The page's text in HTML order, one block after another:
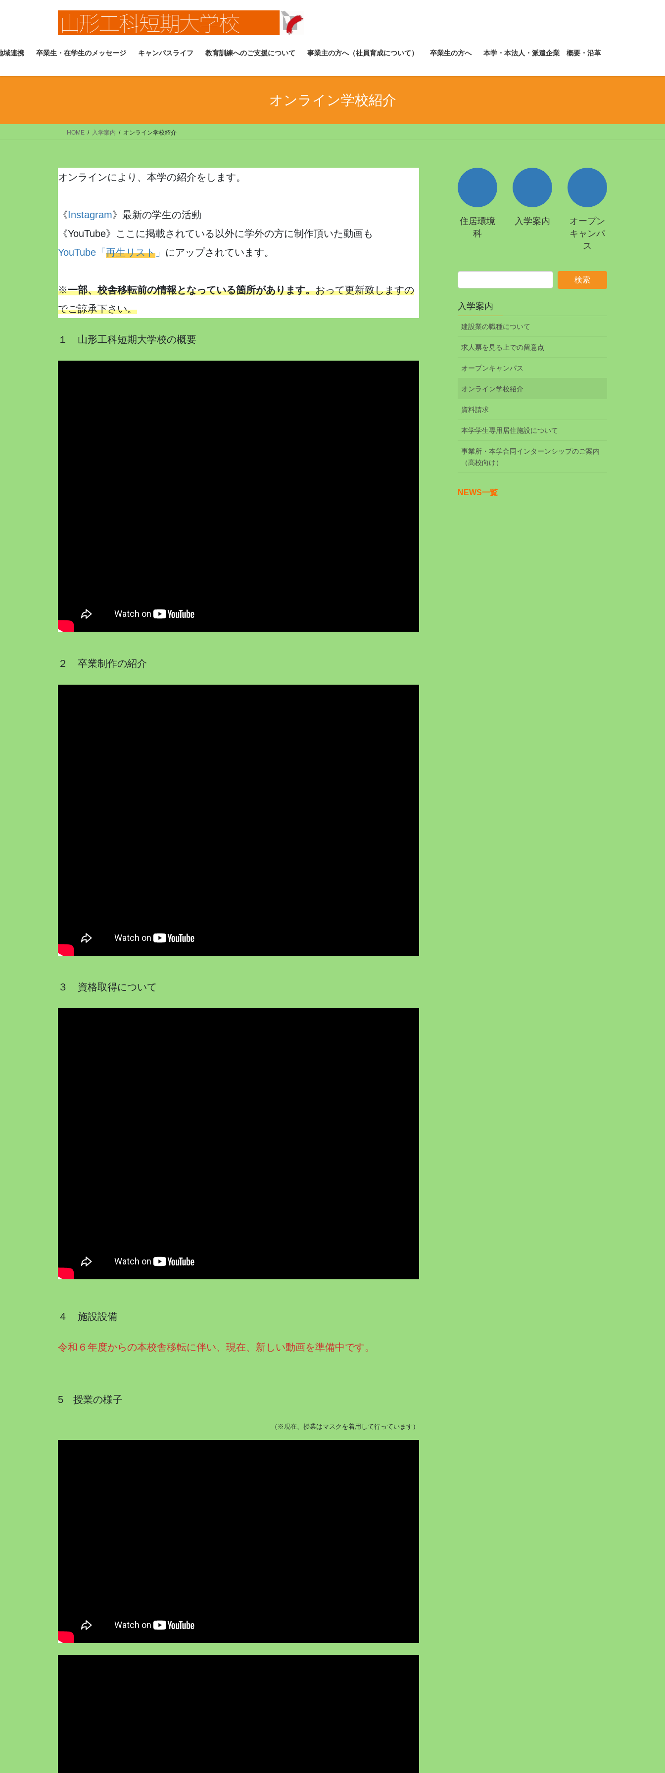
ツ
ス
シ
ン
域連携 卒業生・在学生のメッセージ キャンパスライフ 教育訓練へのご支援について 事業主の方へ（社員育成について） 卒業生の方へ 本学・本法人・派遣企業 概要・沿革
オンライン学校紹介
HOME 入学案内 オンライン学校紹介
オンラインにより、本学の紹介をします。
《Instagram》最新の学生の活動
《YouTube》ここに掲載されている以外に学外の方に制作頂いた動画も
YouTube「 再生リスト 」 にアップされています。
※一部、校舎移転前の情報となっている箇所があります。おって更新致しますの
でご諒承下さい。
１ 山形工科短期大学校の概要
２ 卒業制作の紹介
３ 資格取得について
４ 施設設備
令和６年度からの本校舎移転に伴い、現在、新しい動画を準備中です。
5 授業の様子
（※現在、授業はマスクを着用して行っています）
住居環境
科
入学案内
オープン
キャンパ
ス
入学案内
建設業の職種について
求人票を見る上での留意点
オープンキャンパス
オンライン学校紹介
資料請求
本学学生専用居住施設について
事業所・本学合同インターンシップのご案内
（高校向け）
NEWS一覧